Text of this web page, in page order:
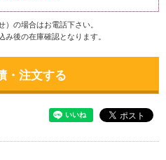
の場合はお電話下さい。
後の在庫確認となります。
・注文する